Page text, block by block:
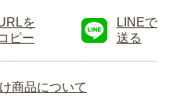
を
ピー
LINEで
送る
商品について